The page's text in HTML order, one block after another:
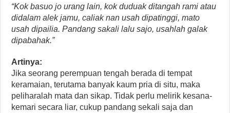
“Kok basuo jo urang lain, kok duduak ditangah rami atau
didalam alek jamu, caliak nan usah dipatinggi, mato
usah dipailia. Pandang sakali lalu sajo, usahlah galak
dipabahak.”
Artinya:
Jika seorang perempuan tengah berada di tempat
keramaian, terutama banyak kaum pria di situ, maka
peliharalah mata dan sikap. Tidak perlu melirik kesana-
kemari secara liar, cukup pandang sekali saja dan